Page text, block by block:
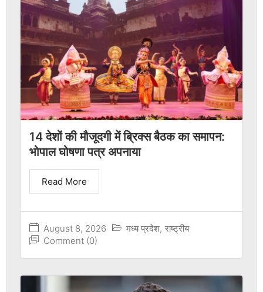
14 देशों की मौजूदगी में ब्रिक्स बैठक का समापन:
भोपाल घोषणा पत्र अपनाया
August 8, 2026 मध्य प्रदेश, राष्ट्रीय
Comment (0)
Read More